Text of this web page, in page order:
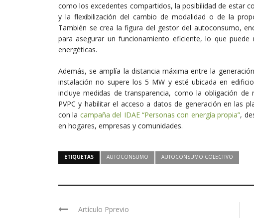
como los excedentes compartidos, la posibilidad de estar
y la flexibilización del cambio de modalidad o de la
También se crea la figura del gestor del autoconsumo,
para asegurar un funcionamiento eficiente, lo que
energéticas.
Además, se amplía la distancia máxima entre la
instalación no supere los 5 MW y esté ubicada en
incluye medidas de transparencia, como la obligación
PVPC y habilitar el acceso a datos de generación en las
con la campaña del IDAE “Personas con energía propia”,
en hogares, empresas y comunidades.
ETIQUETAS AUTOCONSUMO AUTOCONSUMO COLECTIVO
Artículo Pprevio